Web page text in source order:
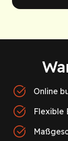
Online
Flexible